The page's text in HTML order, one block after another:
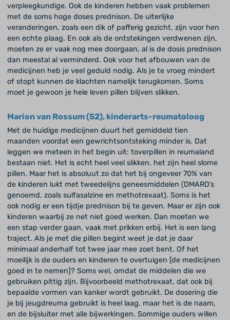
verpleegkundige. Ook de kinderen hebben vaak problemen
met de soms hoge doses prednison. De uiterlijke
veranderingen, zoals een dik of pafferig gezicht, zijn voor hen
een echte plaag. En ook als de ontstekingen verdwenen zijn,
moeten ze er vaak nog mee doorgaan, al is de dosis prednison
dan meestal al verminderd. Ook voor het afbouwen van de
medicijnen heb je veel geduld nodig. Als je te vroeg mindert
of stopt kunnen de klachten namelijk terugkomen. Soms
moet je gewoon je hele leven pillen blijven slikken.
Marion van Rossum (52), kinderarts-reumatoloog
Met de huidige medicijnen duurt het gemiddeld tien
maanden voordat een gewrichtsontsteking minder is. Dat
leggen we meteen in het begin uit: toverpillen in reumaland
bestaan niet. Het is echt heel veel slikken, het zijn heel slome
pillen. Maar het is absoluut zo dat het bij ongeveer 70% van
de kinderen lukt met tweedelijns geneesmiddelen (DMARD’s
genoemd, zoals sulfasalzine en methotrexaat). Soms is het
ook nodig er een tijdje prednison bij te geven. Maar er zijn ook
kinderen waarbij ze net niet goed werken. Dan moeten we
een stap verder gaan, vaak met prikken erbij. Het is een lang
traject. Als je met die pillen begint weet je dat je daar
minimaal anderhalf tot twee jaar mee zoet bent. Of het
moeilijk is de ouders en kinderen te overtuigen [de medicijnen
goed in te nemen]? Soms wel, omdat de middelen die we
gebruiken pittig zijn. Bijvoorbeeld methotrexaat, dat ook bij
bepaalde vormen van kanker wordt gebruikt. De dosering die
je bij jeugdreuma gebruikt is heel laag, maar het is de naam,
en de bijsluiter met alle bijwerkingen. Sommige ouders willen